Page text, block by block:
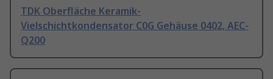
TDK Oberfläche Keramik-
Vielschichtkondensator C0G Gehäuse 0402, AEC-
Q200